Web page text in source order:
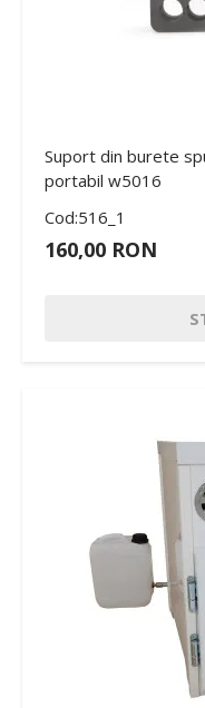
Suport din burete
portabil w5016
Cod:516_1
160,00 RON